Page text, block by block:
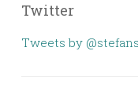
Twitter
Tweets by